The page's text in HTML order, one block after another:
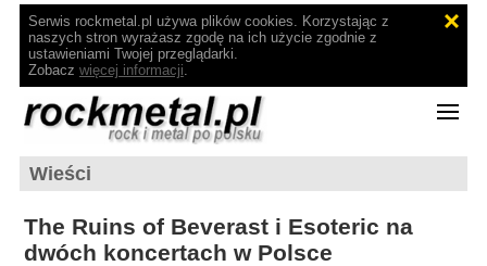
Serwis rockmetal.pl używa plików cookies. Korzystając z
naszych stron wyrażasz zgodę na ich użycie zgodnie z
ustawieniami Twojej przeglądarki.
Zobacz więcej informacji.
Wieści
The Ruins of Beverast i Esoteric na
dwóch koncertach w Polsce